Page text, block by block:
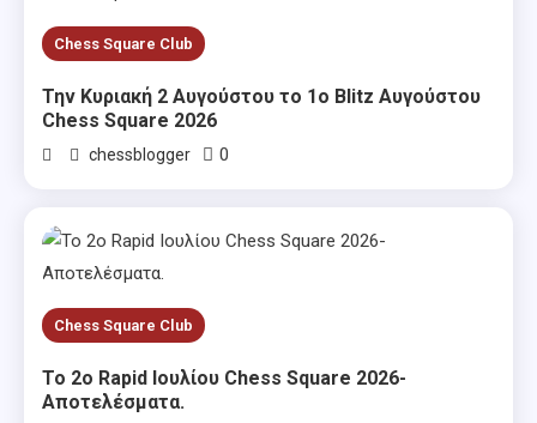
Chess Square Club
Την Κυριακή 2 Αυγούστου το 1ο Blitz Αυγούστου
Chess Square 2026
chessblogger 0
Chess Square Club
Το 2ο Rapid Ιουλίου Chess Square 2026-
Αποτελέσματα.